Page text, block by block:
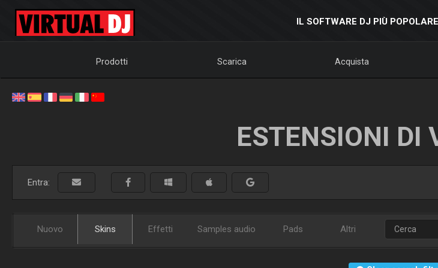
IL SOFTWARE DJ PIÙ POPOLARE
Prodotti Scarica Acquista
ESTENSIONI DI
Entra:
Nuovo Skins Effetti Samples audio Pads Altri